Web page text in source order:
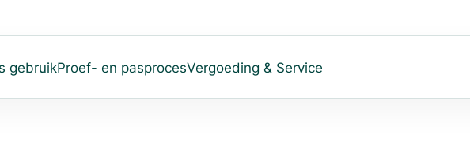
gebruikProef- en pasprocesVergoeding & Service